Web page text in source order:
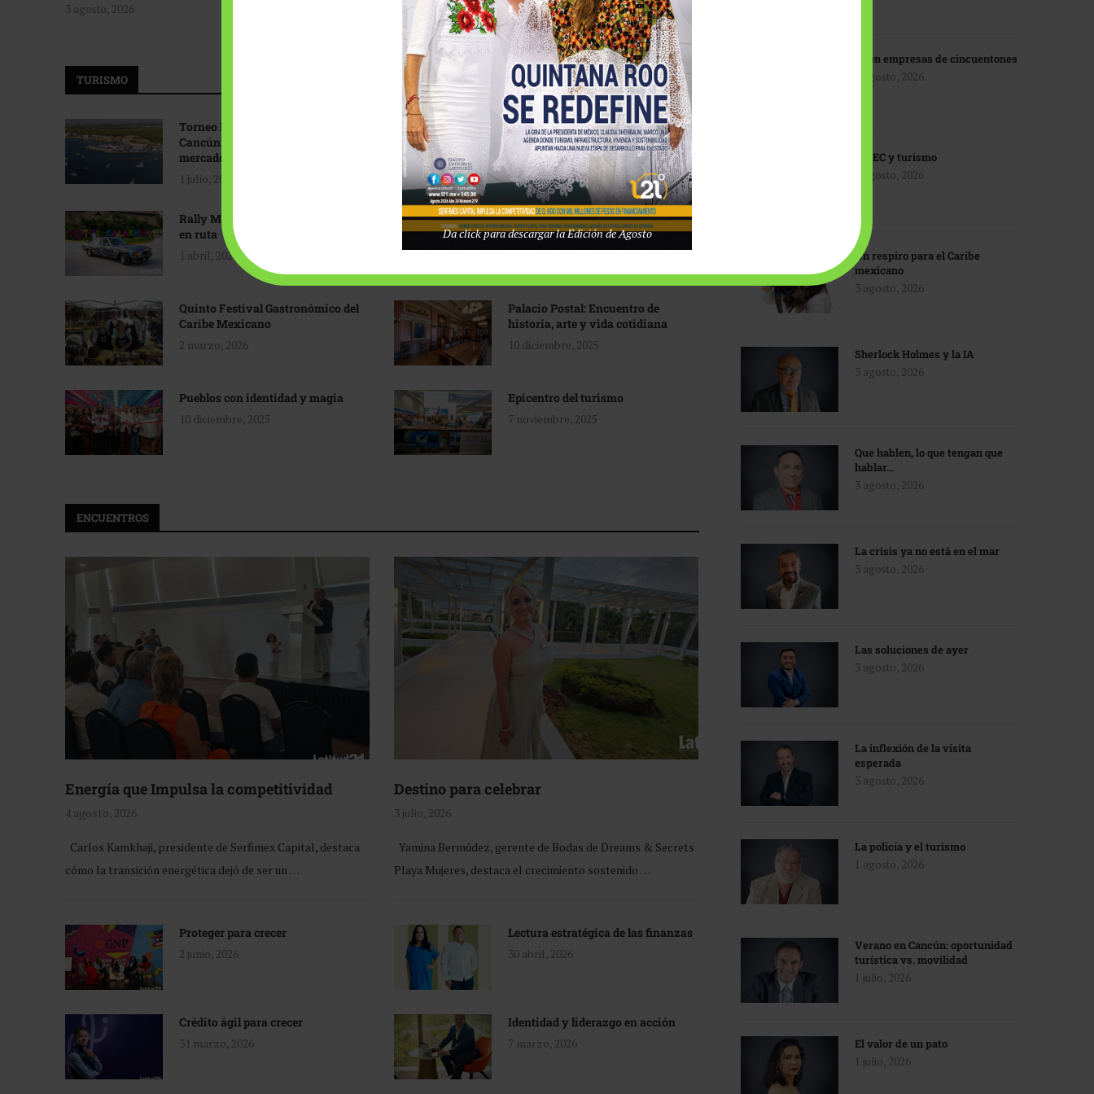
3 agosto, 2026
Tecnológico de Monterrey
3 agosto, 2026
TURISMO
Torneo Internacional de Pesca
Cancún: Navegando hacia nuevos
mercados
1 julio, 2026
Promoción turística con visión
1 abril, 2026
Rally Maya: Herencia automotriz
en ruta
1 abril, 2026
Industria global en
reconfiguración
31 marzo, 2026
Quinto Festival Gastronómico del
Caribe Mexicano
2 marzo, 2026
Palacio Postal: Encuentro de
historia, arte y vida cotidiana
10 diciembre, 2025
Pueblos con identidad y magia
10 diciembre, 2025
Epicentro del turismo
7 noviembre, 2025
ENCUENTROS
Energía que Impulsa la competitividad
4 agosto, 2026
Carlos Kamkhaji, presidente de Serfimex Capital, destaca
cómo la transición energética dejó de ser un …
Destino para celebrar
3 julio, 2026
Yamina Bermúdez, gerente de Bodas de Dreams & Secrets
Playa Mujeres, destaca el crecimiento sostenido …
Proteger para crecer
2 junio, 2026
Lectura estratégica de las finanzas
30 abril, 2026
Crédito ágil para crecer
31 marzo, 2026
Identidad y liderazgo en acción
7 marzo, 2026
IA en empresas de cincuentones
3 agosto, 2026
TMEC y turismo
3 agosto, 2026
Un respiro para el Caribe
mexicano
3 agosto, 2026
Sherlock Holmes y la IA
3 agosto, 2026
Que hablen, lo que tengan que
hablar…
3 agosto, 2026
La crisis ya no está en el mar
3 agosto, 2026
Las soluciones de ayer
3 agosto, 2026
La inflexión de la visita
esperada
3 agosto, 2026
La policía y el turismo
1 agosto, 2026
Verano en Cancún: oportunidad
turística vs. movilidad
1 julio, 2026
El valor de un pato
1 julio, 2026
Da click para descargar la Edición de Agosto